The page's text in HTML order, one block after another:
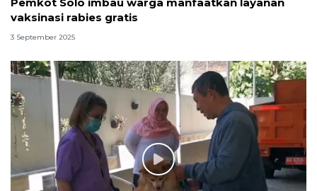
vaksinasi rabies gratis
3 September 2025